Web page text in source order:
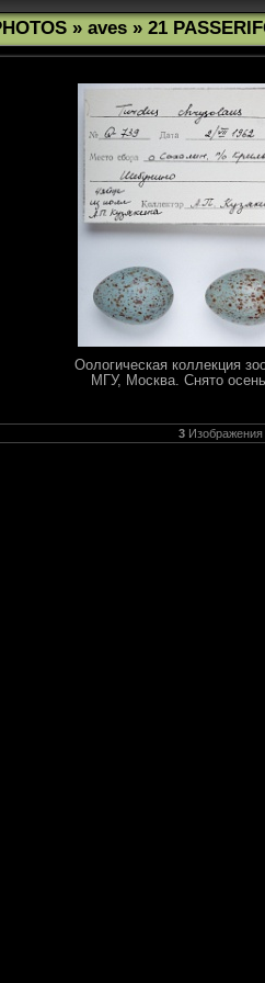
» aves » 21
Оологическая коллекция
МГУ, Москва. Снято
3 Изображения